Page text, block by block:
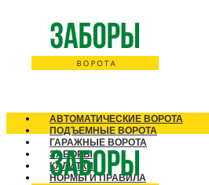
АВТОМАТИЧЕСКИЕ ВОРОТА
ПОДЪЕМНЫЕ ВОРОТА
ГАРАЖНЫЕ ВОРОТА
ЗАБОРЫ
КАЛИТКИ
НОРМЫ И ПРАВИЛА